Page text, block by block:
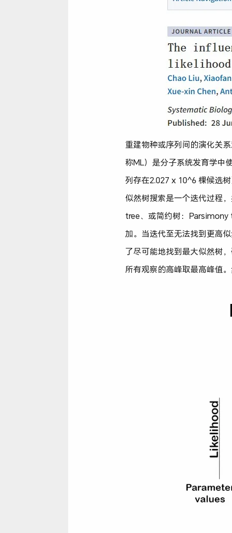
重建物种或序列间的演化关
称ML）是分子系统发育学中
列存在2.027 x 10^6 棵候选
似然树搜索是一个迭代过程
tree、或简约树：Parsimony
加。当迭代至无法找到更高
了尽可能地找到最大似然树
所有观察的高峰取最高峰值